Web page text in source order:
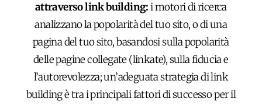
attraverso link building:i motori di ricerca
analizzano la popolarità del tuo sito, o di una
pagina del tuo sito, basandosi sulla popolarità
delle pagine collegate (linkate), sulla fiducia e
l’autorevolezza; un’adeguata strategia di link
building è tra i principali fattori di successo per il